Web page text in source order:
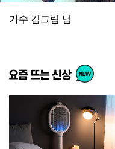
가수 김그림 님